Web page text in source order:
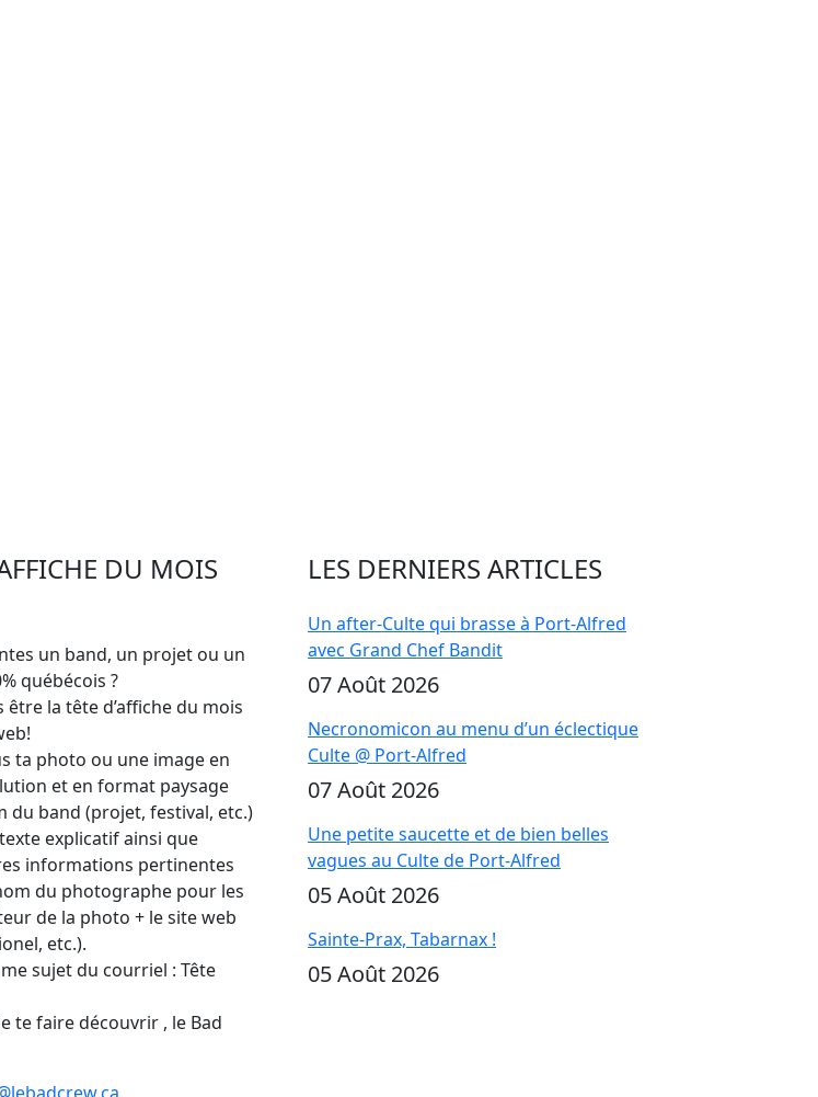
DU MOIS
un band, un projet ou un
québécois ?
être la tête d’affiche du mois
ta photo ou une image en
et en format paysage
du band (projet, festival, etc.)
explicatif ainsi que
informations pertinentes
du photographe pour les
de la photo + le site web
etc.).
sujet du courriel : Tête
te faire découvrir , le Bad
LES DERNIERS ARTICLES
Un after-Culte qui brasse à Port-Alfred
avec Grand Chef Bandit
07 Août 2026
Necronomicon au menu d’un éclectique
Culte @ Port-Alfred
07 Août 2026
Une petite saucette et de bien belles
vagues au Culte de Port-Alfred
05 Août 2026
Sainte-Prax, Tabarnax !
05 Août 2026